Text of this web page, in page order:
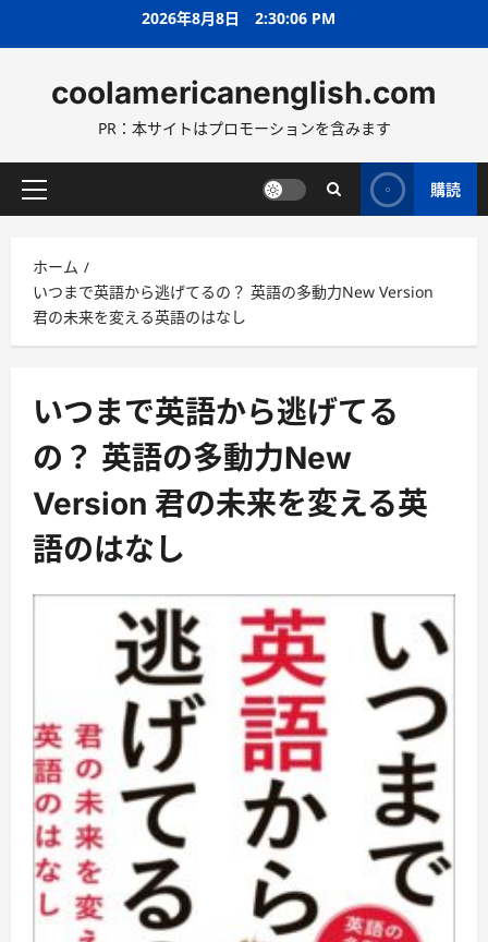
ス
ッ
2026年8月8日 2:30:08 PM
coolamericanenglish.com
PR：本サイトはプロモーションを含みます
メ
メ
ニ
ュ
ー
購読
ホーム
いつまで英語から逃げてるの？ 英語の多動力New Version
君の未来を変える英語のはなし
いつまで英語から逃げてる
の？ 英語の多動力New
Version 君の未来を変える英
語のはなし